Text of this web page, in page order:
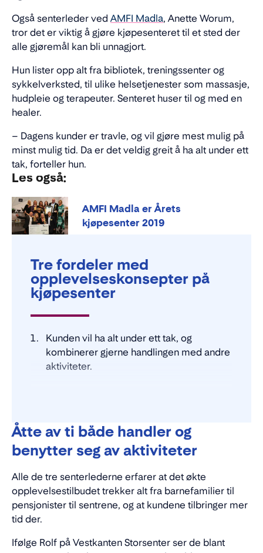
Også senterleder ved AMFI Madla, Anette Worum,
tror det er viktig å gjøre kjøpesenteret til et sted der
alle gjøremål kan bli unnagjort.
Hun lister opp alt fra bibliotek, treningssenter og
sykkelverksted, til ulike helsetjenester som massasje,
hudpleie og terapeuter. Senteret huser til og med en
healer.
– Dagens kunder er travle, og vil gjøre mest mulig på
minst mulig tid. Da er det veldig greit å ha alt under ett
tak, forteller hun.
Les også:
AMFI Madla er Årets
kjøpesenter 2019
Tre fordeler med
opplevelseskonsepter på
kjøpesenter
Kunden vil ha alt under ett tak, og
kombinerer gjerne handlingen med andre
aktiviteter.
Et godt underholdnings- og
også utenfor nærområdet.
Åtte av ti både handler og
benytter seg av aktiviteter
Alle de tre senterlederne erfarer at det økte
opplevelsestilbudet trekker alt fra barnefamilier til
pensjonister til sentrene, og at kundene tilbringer mer
tid der.
Ifølge Rolf på Vestkanten Storsenter ser de blant